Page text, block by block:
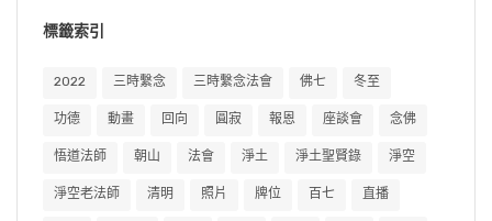
標籤索引
2022 三時繫念 三時繫念法會 佛七 冬至
功德 動畫 回向 圓寂 報恩 座談會 念佛
悟道法師 朝山 法會 淨土 淨土聖賢錄 淨空
淨空老法師 清明 照片 牌位 百七 直播